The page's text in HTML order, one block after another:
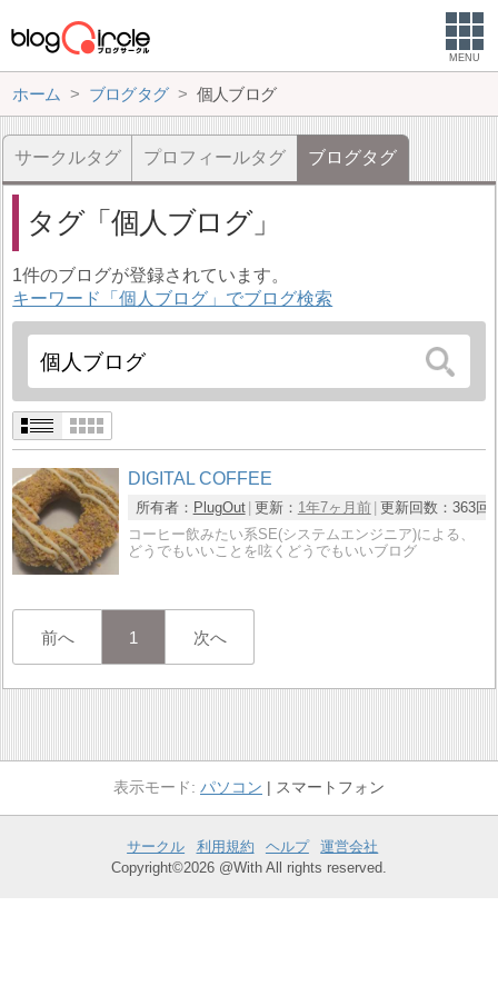
MENU
ホーム ブログタグ 個人ブログ
サークルタグ プロフィールタグ ブログタグ
タグ 個人ブログ
1件のブログが登録されています。
キーワード「個人ブログ」でブログ検索
DIGITAL COFFEE
所有者： PlugOut 更新： 1年7ヶ月前 更新回数： 363回
コーヒー飲みたい系SE(システムエンジニア)による、
どうでもいいことを呟くどうでもいいブログ
前へ 1 次へ
パソコン スマートフォン
サークル 利用規約 ヘルプ
運営会社
Copyright©2026 @With All rights reserved.